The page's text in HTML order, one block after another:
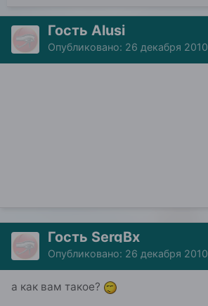
Гость Alusi
Опубликовано: 26 декабря 2010
Гость SergBx
Опубликовано: 26 декабря 2010
а как вам такое?